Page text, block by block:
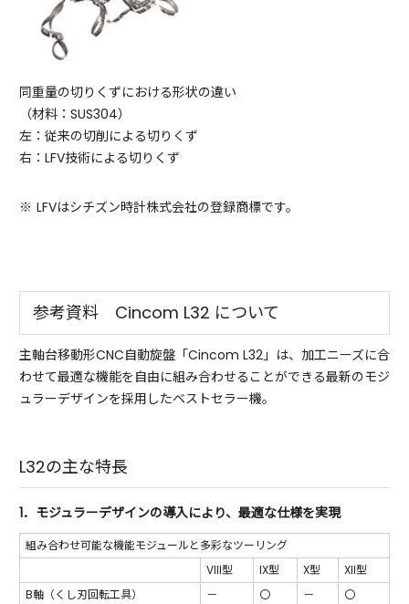
同重量の切りくずにおける形状の違い
（材料：SUS304）
左：従来の切削による切りくず
右：LFV技術による切りくず
※ LFVはシチズン時計株式会社の登録商標です。
参考資料 Cincom L32 について
主軸台移動形CNC自動旋盤「Cincom L32」は、加工ニーズに合
わせて最適な機能を自由に組み合わせることができる最新のモジ
ュラーデザインを採用したベストセラー機。
L32の主な特長
1．モジュラーデザインの導入により、最適な仕様を実現
組み合わせ可能な機能モジュールと多彩なツーリング
VIII型
IX型 X型
XII型
B軸（くし刃回転工具）
－ 〇 －
〇